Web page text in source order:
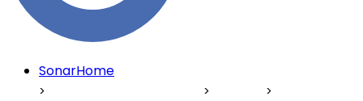
SonarHome